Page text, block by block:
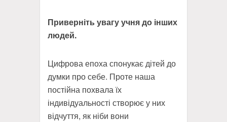
Приверніть увагу учня до інших
людей.
Цифрова епоха спонукає дітей до
думки про себе. Проте наша
постійна похвала їх
індивідуальності створює у них
відчуття, як ніби вони